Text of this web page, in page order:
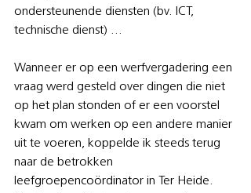
ondersteunende diensten (bv. ICT,
technische dienst) …
Wanneer er op een werfvergadering een
vraag werd gesteld over dingen die niet
op het plan stonden of er een voorstel
kwam om werken op een andere manier
uit te voeren, koppelde ik steeds terug
naar de betrokken
leefgroepencoördinator in Ter Heide.